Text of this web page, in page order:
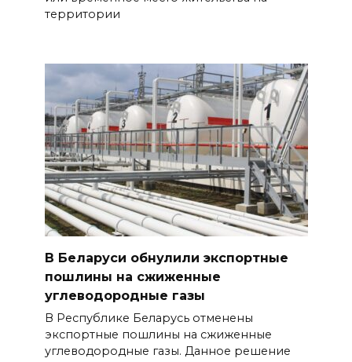
территории
В Беларуси обнулили экспортные
пошлины на сжиженные
углеводородные газы
В Республике Беларусь отменены
экспортные пошлины на сжиженные
углеводородные газы. Данное решение